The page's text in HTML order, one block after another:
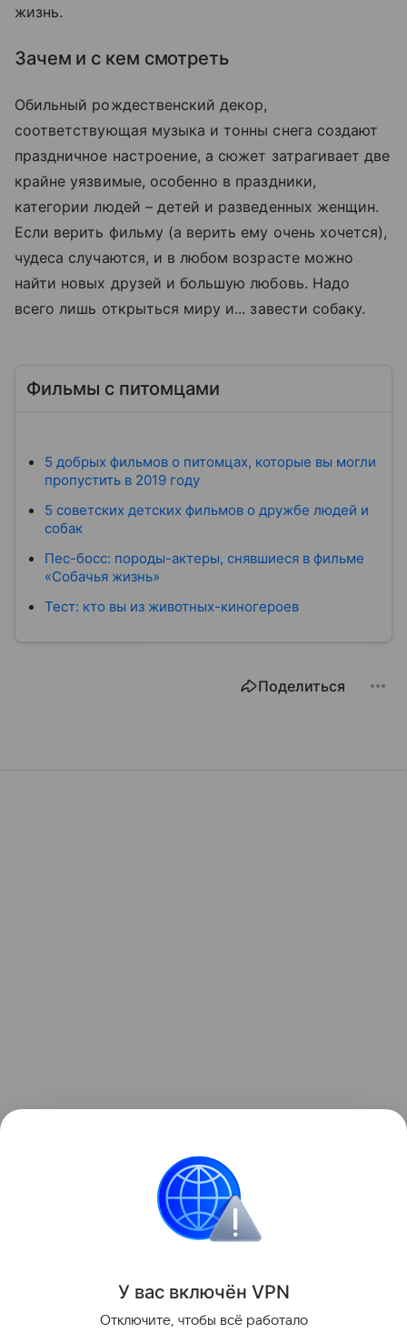
жизнь.
Зачем и с кем смотреть
Обильный рождественский декор,
соответствующая музыка и тонны снега создают
праздничное настроение, а сюжет затрагивает две
крайне уязвимые, особенно в праздники,
категории людей – детей и разведенных женщин.
Если верить фильму (а верить ему очень хочется),
чудеса случаются, и в любом возрасте можно
найти новых друзей и большую любовь. Надо
всего лишь открыться миру и... завести собаку.
Фильмы с питомцами
5 добрых фильмов о питомцах, которые вы могли
пропустить в 2019 году
5 советских детских фильмов о дружбе людей и
собак
Пес-босс: породы-актеры, снявшиеся в фильме
«Собачья жизнь»
Тест: кто вы из животных-киногероев
Поделиться
У вас включён VPN
Отключите, чтобы всё работало